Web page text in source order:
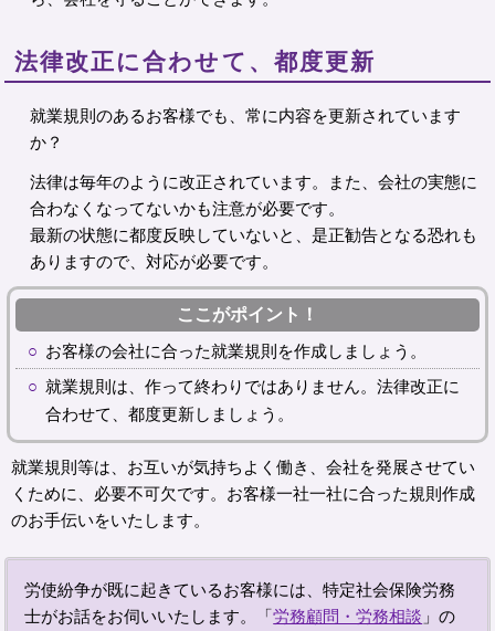
法律改正に合わせて、都度更新
就業規則のあるお客様でも、常に内容を更新されています
か？
法律は毎年のように改正されています。また、会社の実態に
合わなくなってないかも注意が必要です。
最新の状態に都度反映していないと、是正勧告となる恐れも
ありますので、対応が必要です。
ここがポイント！
お客様の会社に合った就業規則を作成しましょう。
就業規則は、作って終わりではありません。法律改正に
合わせて、都度更新しましょう。
就業規則等は、お互いが気持ちよく働き、会社を発展させてい
くために、必要不可欠です。お客様一社一社に合った規則作成
のお手伝いをいたします。
労使紛争が既に起きているお客様には、特定社会保険労務
士がお話をお伺いいたします。「労務顧問・労務相談 」の